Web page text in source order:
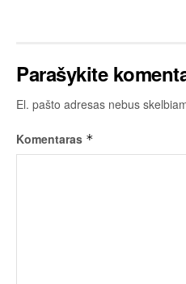
Parašykite
El. pašto adresas nebus
Komentaras *